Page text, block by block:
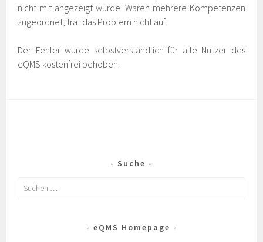
nicht mit angezeigt wurde. Waren mehrere Kompetenzen
zugeordnet, trat das Problem nicht auf.
Der Fehler wurde selbstverständlich für alle Nutzer des
eQMS kostenfrei behoben.
Suche
eQMS Homepage